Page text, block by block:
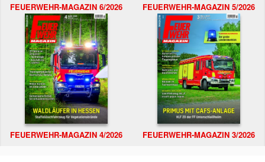
FEUERWEHR-MAGAZIN 6/2026 FEUERWEHR-MAGAZIN 5/2026
FEUERWEHR-MAGAZIN 4/2026 FEUERWEHR-MAGAZIN 3/2026